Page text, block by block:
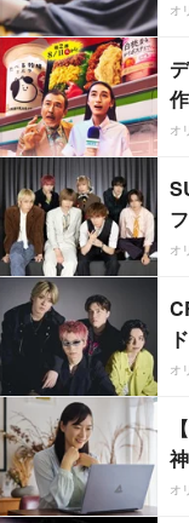
オ
オ
オ
オ
オ